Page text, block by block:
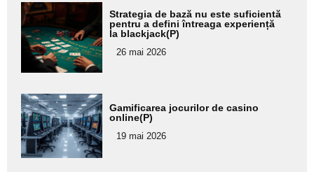
Adaugă
aici textul
pentru
subtitlu
Strategia de bază nu este suficientă
pentru a defini întreaga experiență
la blackjack(P)
26 mai 2026
Adaugă
aici textul
pentru
subtitlu
Gamificarea jocurilor de casino
online(P)
19 mai 2026